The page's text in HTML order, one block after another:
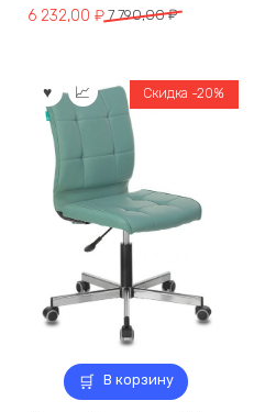
7 790,00₽
Первоначальная
790,00 ₽.
6 232,00 ₽
Текущая
232,00 ₽.
В корзину
Скидка -20%